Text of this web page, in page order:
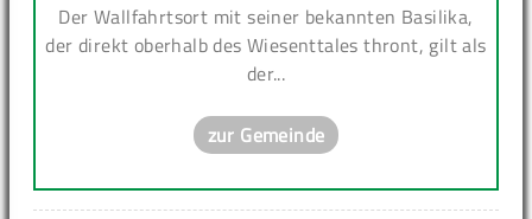
Der Wallfahrtsort mit seiner bekannten Basilika,
der direkt oberhalb des Wiesenttales thront, gilt als
der...
zur Gemeinde